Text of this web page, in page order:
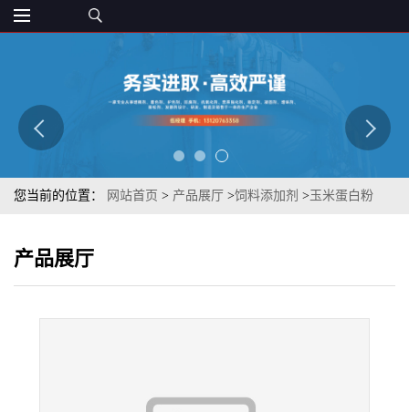
您当前的位置： 网站首页 > 产品展厅 >饲料添加剂 >玉米蛋白粉
产品展厅